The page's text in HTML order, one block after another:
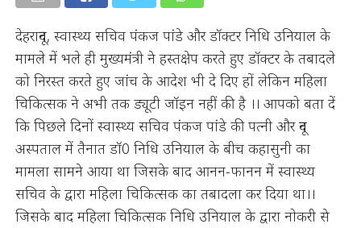
देहरादून, स्वास्थ्य सचिव पंकज पांडे और डॉक्टर निधि उनियाल के
मामले में भले ही मुख्यमंत्री ने हस्तक्षेप करते हुए डॉक्टर के तबादले
को निरस्त करते हुए जांच के आदेश भी दे दिए हों लेकिन महिला
चिकित्सक ने अभी तक ड्यूटी जॉइन नहीं की है ।। आपको बता दें
कि पिछले दिनों स्वास्थ्य सचिव पंकज पांडे की पत्नी और दून
अस्पताल में तैनात डॉ0 निधि उनियाल के बीच कहासुनी का
मामला सामने आया था जिसके बाद आनन-फानन में स्वास्थ्य
सचिव के द्वारा महिला चिकित्सक का तबादला कर दिया था।।
जिसके बाद महिला चिकित्सक निधि उनियाल के द्वारा नोकरी से